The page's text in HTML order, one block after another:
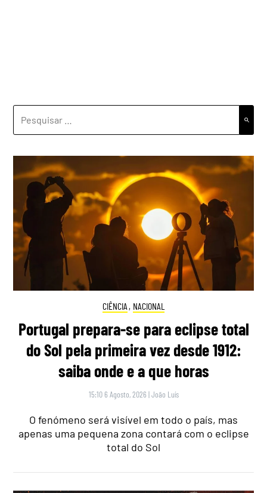
POR:
CIÊNCIA , NACIONAL
Portugal prepara-se para eclipse total
do Sol pela primeira vez desde 1912:
saiba onde e a que horas
15:10 6 Agosto, 2026 |João Luís
O fenómeno será visível em todo o país, mas
apenas uma pequena zona contará com o eclipse
total do Sol